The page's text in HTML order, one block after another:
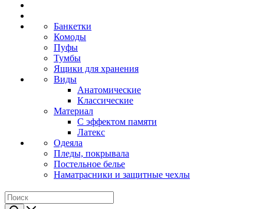
Банкетки
Комоды
Пуфы
Тумбы
Ящики для хранения
Виды
Анатомические
Классические
Материал
С эффектом памяти
Латекс
Одеяла
Пледы, покрывала
Постельное белье
Наматрасники и защитные чехлы